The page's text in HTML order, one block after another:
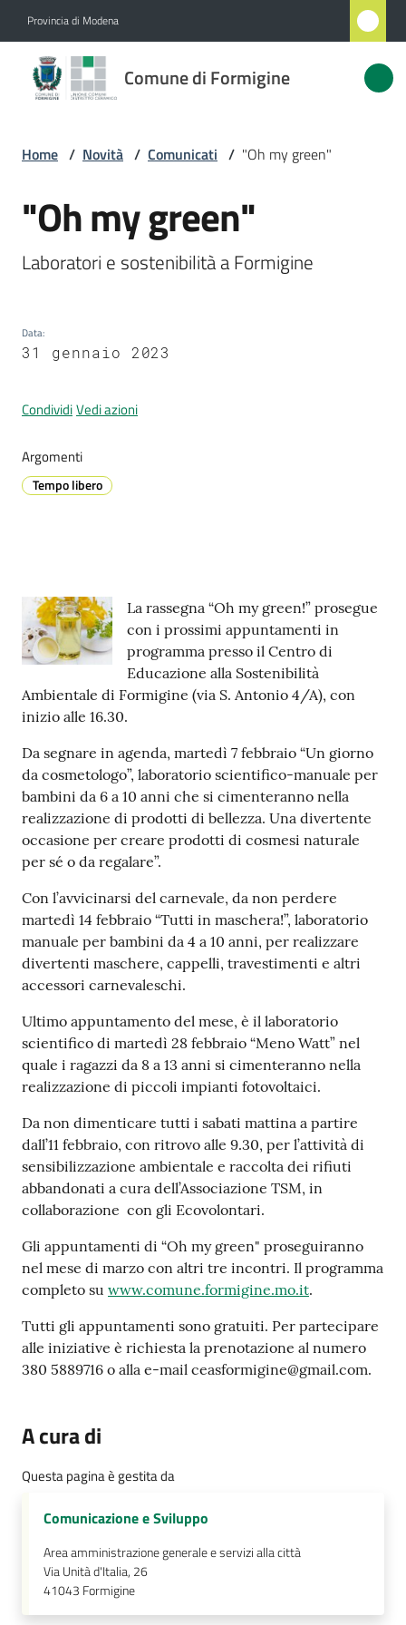
Provincia di Modena
Comune di Formigine
Comune
di
Menu selezionato
Vivere
Formigine
Prenotazione
appuntamenti
r
t
M
e
t
e
o
Tutti
gli
argomenti...
Seguici
su
Home / Novità / Comunicati / "Oh my green"
Salta al contenuto
"Oh my green"
Laboratori e sostenibilità a Formigine
Data:
31 gennaio 2023
CondividiVedi azioni
Argomenti
Tempo libero
Contenuto
La rassegna “Oh my green!” prosegue
con i prossimi appuntamenti in
programma presso il Centro di
Educazione alla Sostenibilità
Ambientale di Formigine (via S. Antonio 4/A), con
inizio alle 16.30.
Da segnare in agenda, martedì 7 febbraio “Un giorno
da cosmetologo”, laboratorio scientifico-manuale per
bambini da 6 a 10 anni che si cimenteranno nella
realizzazione di prodotti di bellezza. Una divertente
occasione per creare prodotti di cosmesi naturale
per sé o da regalare”.
Con l’avvicinarsi del carnevale, da non perdere
martedì 14 febbraio “Tutti in maschera!”, laboratorio
manuale per bambini da 4 a 10 anni, per realizzare
divertenti maschere, cappelli, travestimenti e altri
accessori carnevaleschi.
Ultimo appuntamento del mese, è il laboratorio
scientifico di martedì 28 febbraio “Meno Watt” nel
quale i ragazzi da 8 a 13 anni si cimenteranno nella
realizzazione di piccoli impianti fotovoltaici.
Da non dimenticare tutti i sabati mattina a partire
dall’11 febbraio, con ritrovo alle 9.30, per l’attività di
sensibilizzazione ambientale e raccolta dei rifiuti
abbandonati a cura dell’Associazione TSM, in
collaborazione con gli Ecovolontari.
Gli appuntamenti di “Oh my green" proseguiranno
nel mese di marzo con altri tre incontri. Il programma
completo su www.comune.formigine.mo.it.
Tutti gli appuntamenti sono gratuiti. Per partecipare
alle iniziative è richiesta la prenotazione al numero
380 5889716 o alla e-mail ceasformigine@gmail.com.
A cura di
Questa pagina è gestita da
Comunicazione e Sviluppo
Area amministrazione generale e servizi alla città
Via Unità d'Italia, 26
41043 Formigine